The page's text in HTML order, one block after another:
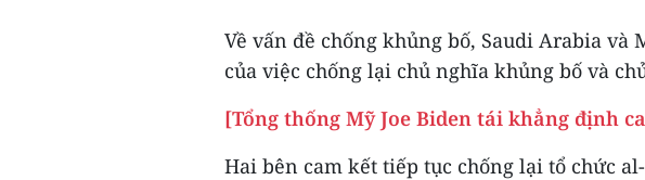
Về vấn đề chống khủng bố, Saudi Arabia
của việc chống lại chủ nghĩa khủng bố và
[Tổng thống Mỹ Joe Biden tái khẳng định
Hai bên cam kết tiếp tục chống lại tổ chức